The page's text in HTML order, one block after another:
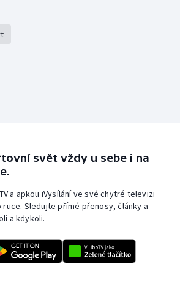
svět vždy u sebe i na
a apkou iVysílání ve své chytré televizi
Sledujte přímé přenosy, články a
a kdykoli.